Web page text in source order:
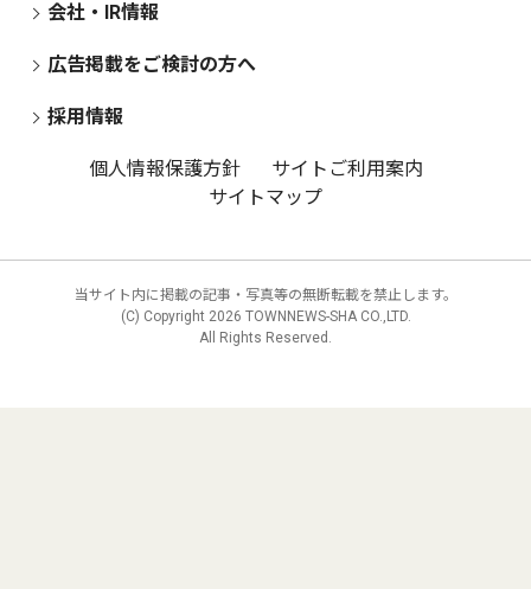
会社・IR情報
広告掲載をご検討の方へ
採用情報
個人情報保護方針
サイトご利用案内
サイトマップ
当サイト内に掲載の記事・写真等の無断転載を禁止します。
(C) Copyright 2026 TOWNNEWS-SHA CO.,LTD.
All Rights Reserved.